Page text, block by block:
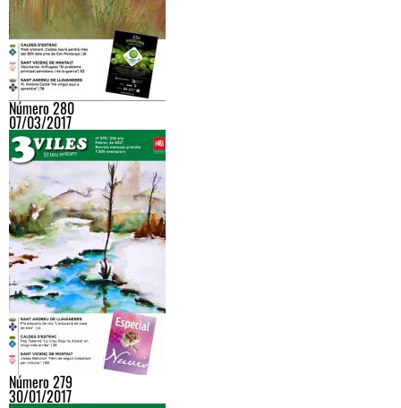
Número 280
07/03/2017
Número 279
30/01/2017